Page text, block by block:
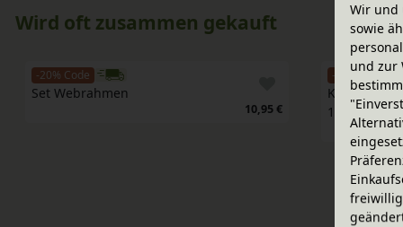
Wird oft zusammen gekauft
-20% Code
Set Webrahmen
10,95 €
-20% Code
Kerzen
10 Stück,
Wir und
sowie
und zur